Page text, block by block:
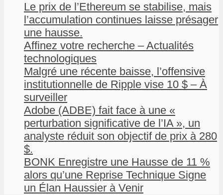
Le prix de l’Ethereum se stabilise, mais
l’accumulation continues laisse présager
une hausse.
Affinez votre recherche – Actualités
technologiques
Malgré une récente baisse, l’offensive
institutionnelle de Ripple vise 10 $ – À
surveiller
Adobe (ADBE) fait face à une «
perturbation significative de l’IA », un
analyste réduit son objectif de prix à 280
$.
BONK Enregistre une Hausse de 11 %
alors qu’une Reprise Technique Signe
un Élan Haussier à Venir